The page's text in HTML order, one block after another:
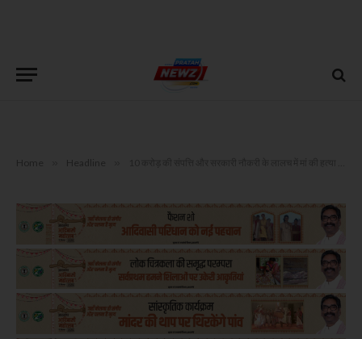
Home Headline